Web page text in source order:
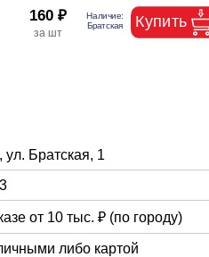
160 ₽
Братская, 1
от 10 тыс. ₽ (по городу)
либо картой